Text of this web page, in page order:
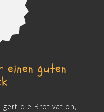
einen guten
die Brotivation,